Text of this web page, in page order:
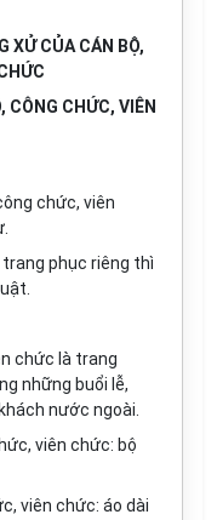
XỬ CỦA CÁN BỘ,
CÔNG CHỨC, VIÊN
chức, viên
phục riêng thì
chức là trang
những buổi lễ,
nước ngoài.
viên chức: bộ
viên chức: áo dài